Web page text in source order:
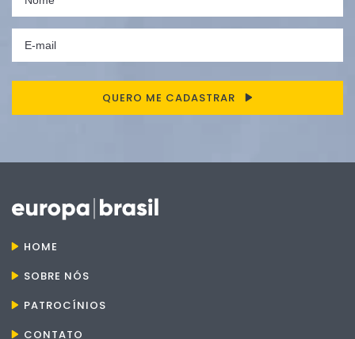
QUERO ME CADASTRAR
HOME
SOBRE NÓS
PATROCÍNIOS
CONTATO